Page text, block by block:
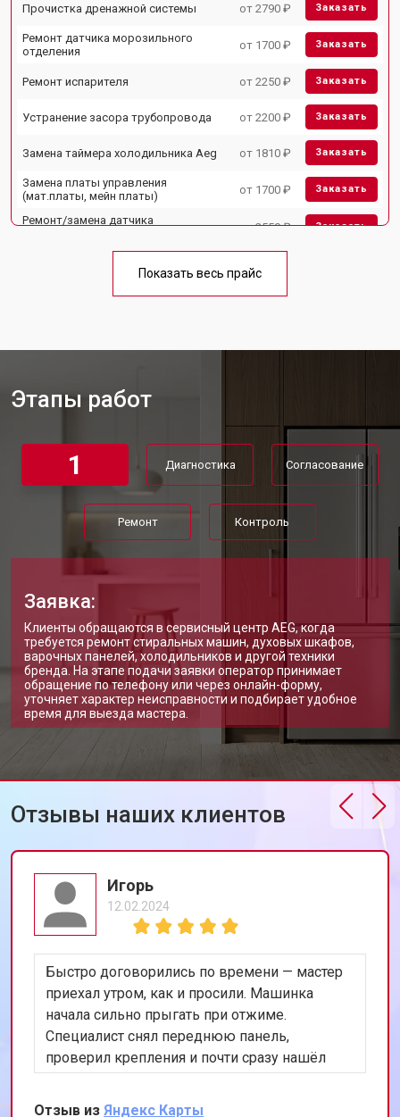
Прочистка дренажной системы от 2790 ₽ Заказать
Ремонт датчика морозильного
отделения
от 1700 ₽ Заказать
Ремонт испарителя от 2250 ₽ Заказать
Устранение засора трубопровода от 2200 ₽ Заказать
Замена таймера холодильника Aeg от 1810 ₽ Заказать
Замена платы управления
(мат.платы, мейн платы)
от 1700 ₽ Заказать
Ремонт/замена датчика
от 2550 ₽ Заказать
Замена дефростера от 4750 ₽
Замена нагревателя оттайки
Замена реле холодильника Aeg от 2550 ₽ Заказать
Устранение утечки хладагента
Показать весь прайс
Этапы работ
1 Диагностика Согласование
Ремонт Контроль
Заявка:
Клиенты обращаются в сервисный центр AEG, когда
требуется ремонт стиральных машин, духовых шкафов,
варочных панелей, холодильников и другой техники
бренда. На этапе подачи заявки оператор принимает
обращение по телефону или через онлайн-форму,
уточняет характер неисправности и подбирает удобное
время для выезда мастера.
Отзывы наших клиентов
Игорь
12.02.2024
Быстро договорились по времени — мастер
приехал утром, как и просили. Машинка
начала сильно прыгать при отжиме.
Специалист снял переднюю панель,
проверил крепления и почти сразу нашёл
проблему в амортизаторах. Заменил оба,
запустили тест на 1200 оборотах — стоит
Отзыв из Яндекс Карты